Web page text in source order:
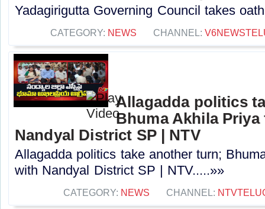
Yadagirigutta Governing Council takes
CATEGORY: NEWS CHANNEL:
Allagadda politics
Bhuma Akhila
Nandyal District SP | NTV
Allagadda politics take another turn;
with Nandyal District SP | NTV.....»»
CATEGORY: NEWS CHANNEL: